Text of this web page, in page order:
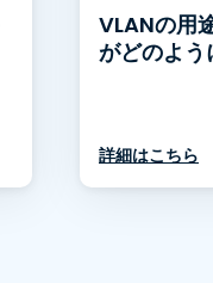
VLANの用
がどのよ
詳細はこちら